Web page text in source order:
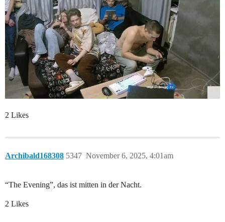
2 Likes
Archibald168308 November 6, 2025, 4:01am
5347
“The Evening”, das ist mitten in der Nacht.
2 Likes